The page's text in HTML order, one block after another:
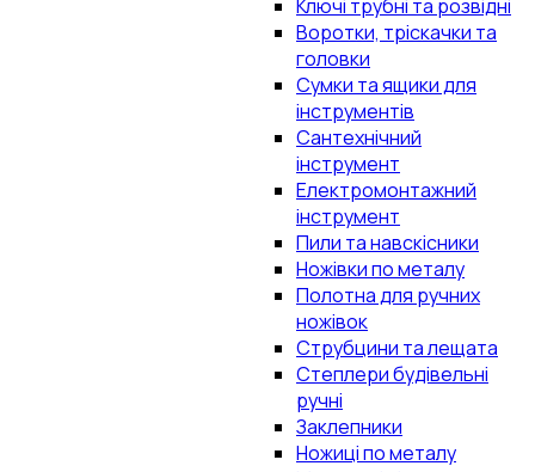
Ключі трубні та розвідні
Воротки, тріскачки та
головки
Сумки та ящики для
інструментів
Сантехнічний
інструмент
Електромонтажний
інструмент
Пили та навскісники
Ножівки по металу
Полотна для ручних
ножівок
Струбцини та лещата
Степлери будівельні
ручні
Заклепники
Ножиці по металу